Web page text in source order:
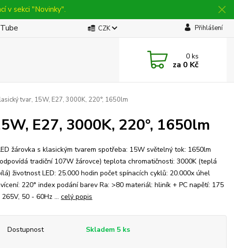
v sekci "Novinky".
CZK Přihlášení
0 ks
za 0 Kč
tvar, 15W, E27, 3000K, 220°, 1650lm
E27, 3000K, 220°, 1650lm
žárovka s klasickým tvarem spotřeba: 15W světelný tok: 1650lm
tradiční 107W žárovce) teplota chromatičnosti: 3000K (teplá
životnost LED: 25.000 hodin počet spínacích cyklů: 20.000x úhel
220° index podání barev Ra: >80 materiál: hliník + PC napětí: 175
265V, 50 - 60Hz ...celý popis
Dostupnost Skladem 5 ks